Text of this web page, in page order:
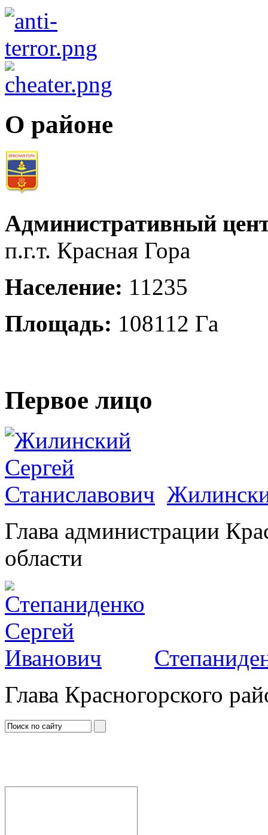
О районе
Административный
п.г.т. Красная Гора
Население: 11235
Площадь: 108112 Га
Первое лицо
Глава администрации
области
Глава Красногорского